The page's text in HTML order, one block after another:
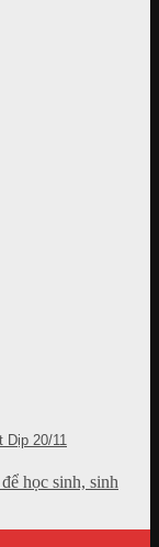
Dịp 20/11
học sinh, sinh